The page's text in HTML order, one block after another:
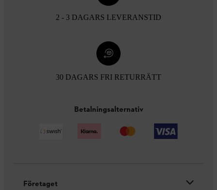
2 - 3 DAGARS LEVERANSTID
30 DAGARS FRI RETURRÄTT
Betalningsalternativ
Företaget